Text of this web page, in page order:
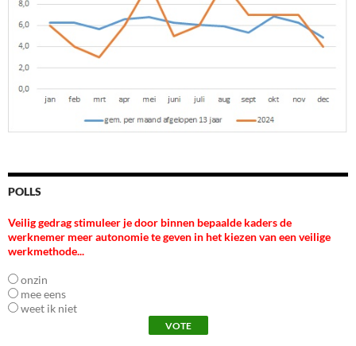
POLLS
Veilig gedrag stimuleer je door binnen bepaalde kaders de
werknemer meer autonomie te geven in het kiezen van een veilige
werkmethode...
onzin
mee eens
weet ik niet